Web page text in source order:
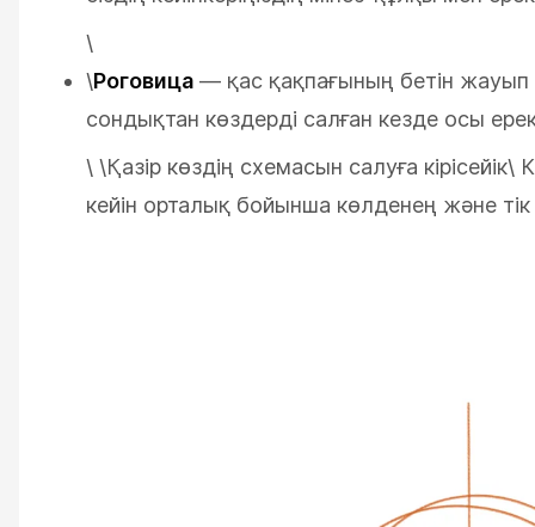
\
\Роговица — қас қақпағының бетін жауып
сондықтан көздерді салған кезде осы
\ \Қазір көздің схемасын салуға кірісейік\
кейін орталық бойынша көлденең және тік